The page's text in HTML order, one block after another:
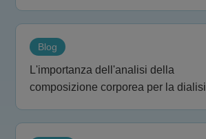
Blog
L'importanza dell'analisi della
composizione corporea per la dialisi